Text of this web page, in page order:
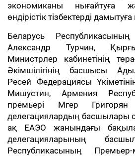
экономиканы нығайтуға
өндірістік тізбектерді
Беларусь Республикасының
Александр Турчин,
Министрлер кабинетінің
Әкімшілігінің басшысы
Ресей Федерациясы
Мишустин, Армения
премьері Мгер
делегациялардың басшылары
ақ ЕАЭО жанындағы
делегацияларының
Республикасының Премьер-